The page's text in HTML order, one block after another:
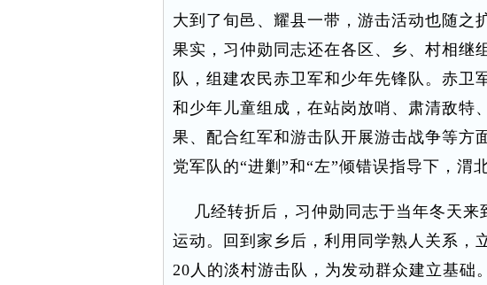
大到了旬邑、耀县一带，游击活动也随之
果实，习仲勋同志还在各区、乡、村相继
队，组建农民赤卫军和少年先锋队。赤卫
和少年儿童组成，在站岗放哨、肃清敌特
果、配合红军和游击队开展游击战争等方
党军队的“进剿”和“左”倾错误指导下，渭
几经转折后，习仲勋同志于当年冬天来
运动。回到家乡后，利用同学熟人关系，
20人的淡村游击队，为发动群众建立基础